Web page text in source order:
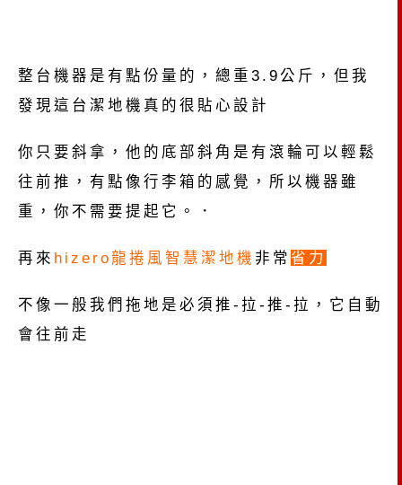
整台機器是有點份量的，總重3.9公斤，但我
發現這台潔地機真的很貼心設計
你只要斜拿，他的底部斜角是有滾輪可以輕鬆
往前推，有點像行李箱的感覺，所以機器雖
重，你不需要提起它。．
再來 hizero龍捲風智慧潔地機 非常 省力
不像一般我們拖地是必須推-拉-推-拉，它自動
會往前走